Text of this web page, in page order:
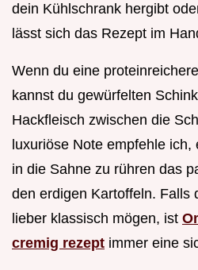
dein Kühlschrank hergibt
lässt sich das Rezept im
Wenn du eine
kannst du gewürfelten
Hackfleisch zwischen die
luxuriöse Note empfehle ich,
in die Sahne zu rühren das
den erdigen Kartoffeln. Falls
lieber klassisch mögen, ist
cremig rezept immer eine